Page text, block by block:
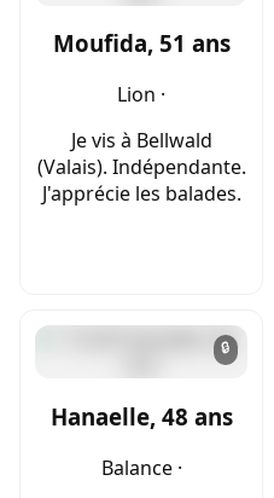
Moufida, 51 ans
Lion ·
Je vis à Bellwald
(Valais). Indépendante.
J'apprécie les balades.
🔒
Hanaelle, 48 ans
Balance ·